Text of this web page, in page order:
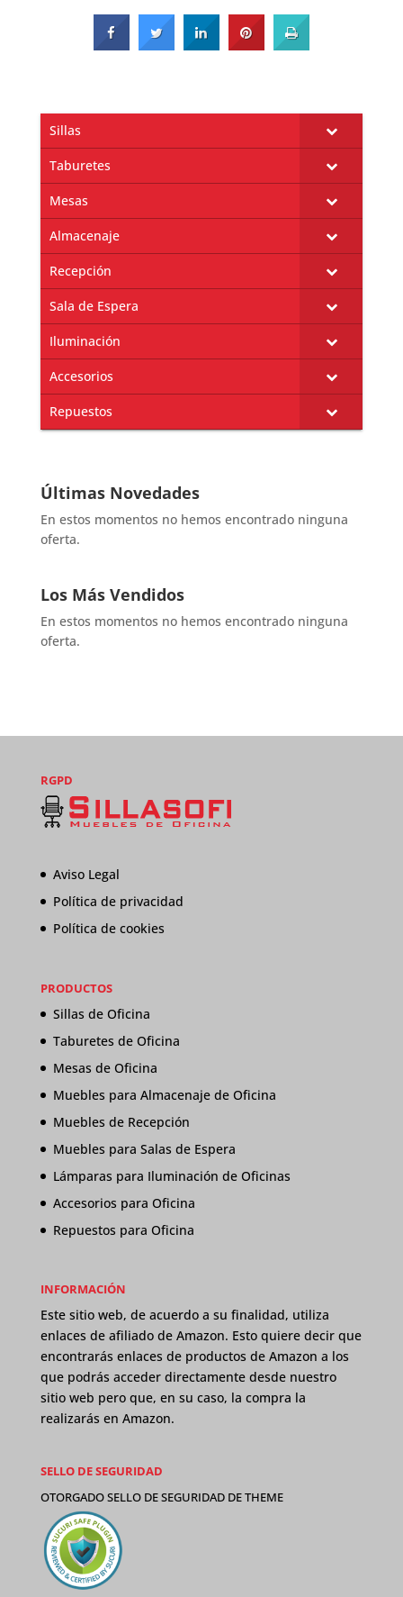
Sillas
Taburetes
Mesas
Almacenaje
Recepción
Sala de Espera
Iluminación
Accesorios
Repuestos
Últimas Novedades
En estos momentos no hemos encontrado ninguna
oferta.
Los Más Vendidos
En estos momentos no hemos encontrado ninguna
oferta.
RGPD
Aviso Legal
Política de privacidad
Política de cookies
PRODUCTOS
Sillas de Oficina
Taburetes de Oficina
Mesas de Oficina
Muebles para Almacenaje de Oficina
Muebles de Recepción
Muebles para Salas de Espera
Lámparas para Iluminación de Oficinas
Accesorios para Oficina
Repuestos para Oficina
INFORMACIÓN
Este sitio web, de acuerdo a su finalidad, utiliza
enlaces de afiliado de Amazon. Esto quiere decir que
encontrarás enlaces de productos de Amazon a los
que podrás acceder directamente desde nuestro
sitio web pero que, en su caso, la compra la
realizarás en Amazon.
SELLO DE SEGURIDAD
OTORGADO SELLO DE SEGURIDAD DETHEME